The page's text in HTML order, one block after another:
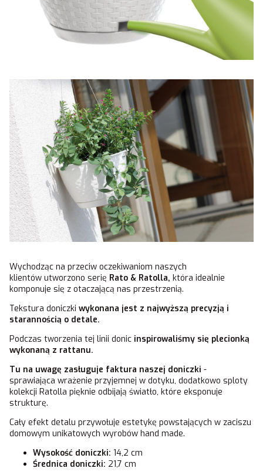
Wychodząc na przeciw oczekiwaniom naszych
klientów utworzono serię Rato & Ratolla, która idealnie
komponuje się z otaczającą nas przestrzenią.
Tekstura doniczki wykonana jest z najwyższą precyzją i
starannością o detale.
Podczas tworzenia tej linii donic inspirowaliśmy się plecionką
wykonaną z rattanu.
Tu na uwagę zasługuje faktura naszej doniczki -
sprawiająca wrażenie przyjemnej w dotyku, dodatkowo sploty
kolekcji Ratolla pięknie odbijają światło, które eksponuje
strukturę.
Cały efekt detalu przywołuje estetykę powstających w zaciszu
domowym unikatowych wyrobów hand made.
Wysokość doniczki: 14,2 cm
Średnica doniczki: 21,7 cm